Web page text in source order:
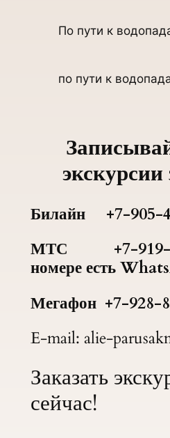
По пути к
по пути к
экскурсии
Билайн +7-905-
МТС +7-919-
номере есть
Мегафон +7-928-
E-mail: alie-
Заказать
сейчас!